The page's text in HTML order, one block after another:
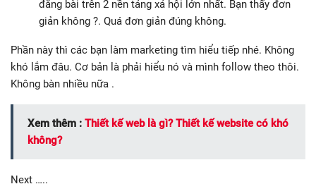
đăng bài trên 2 nền tảng xả hội lớn nhất. Bạn thấy đơn
giản không ?. Quá đơn giản đúng không.
Phần này thì các bạn làm marketing tìm hiểu tiếp nhé. Không
khó lắm đâu. Cơ bản là phải hiểu nó và mình follow theo thôi.
Không bàn nhiều nữa .
Xem thêm : Thiết kế web là gì? Thiết kế website có khó
không?
Next …..